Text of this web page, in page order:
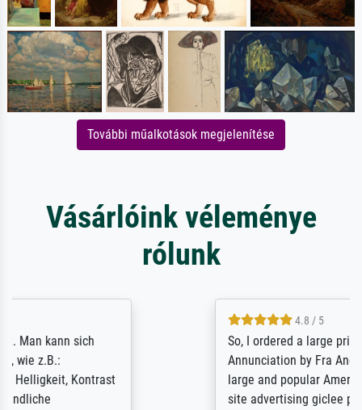
További műalkotások megjelenítése
Vásárlóink véleménye
rólunk
So, I ordered a large print of The
Annunciation by Fra Angelico from a very
large and popular American "art/poster"
site advertising giclee print quality. The